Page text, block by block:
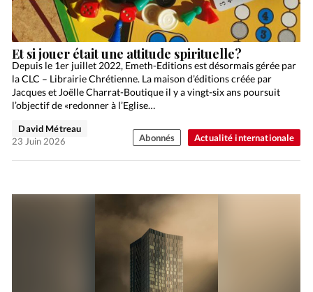
Actualité internationale
Et si jouer était une attitude spirituelle?
Depuis le 1er juillet 2022, Emeth-Editions est désormais gérée par
la CLC – Librairie Chrétienne. La maison d’éditions créée par
Jacques et Joëlle Charrat-Boutique il y a vingt-six ans poursuit
l’objectif de «redonner à l’Eglise…
David Métreau
23 Juin 2026
Abonnés